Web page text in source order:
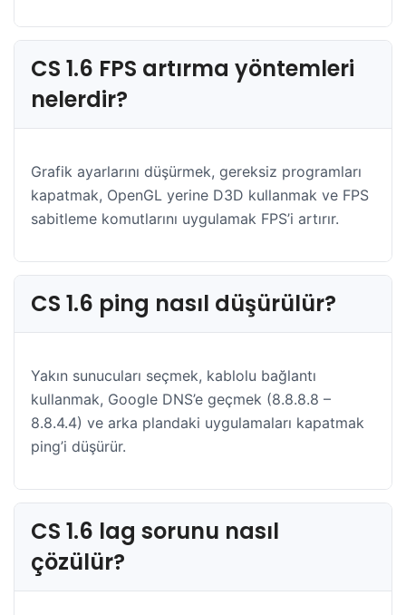
CS 1.6 FPS artırma yöntemleri
nelerdir?
Grafik ayarlarını düşürmek, gereksiz programları
kapatmak, OpenGL yerine D3D kullanmak ve FPS
sabitleme komutlarını uygulamak FPS’i artırır.
CS 1.6 ping nasıl düşürülür?
Yakın sunucuları seçmek, kablolu bağlantı
kullanmak, Google DNS’e geçmek (8.8.8.8 –
8.8.4.4) ve arka plandaki uygulamaları kapatmak
ping’i düşürür.
CS 1.6 lag sorunu nasıl
çözülür?